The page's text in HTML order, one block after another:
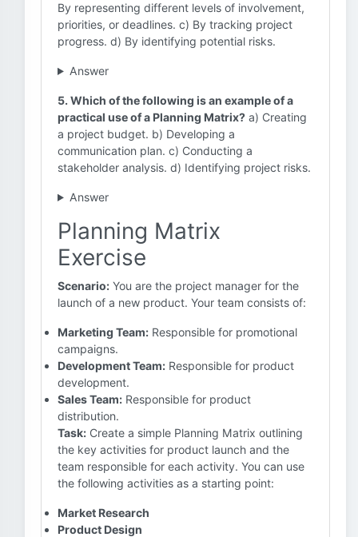
By representing different levels of involvement,
priorities, or deadlines. c) By tracking project
progress. d) By identifying potential risks.
Answer
5. Which of the following is an example of a
practical use of a Planning Matrix? a) Creating
a project budget. b) Developing a
communication plan. c) Conducting a
stakeholder analysis. d) Identifying project risks.
Answer
Planning Matrix
Exercise
Scenario: You are the project manager for the
launch of a new product. Your team consists of:
Marketing Team: Responsible for promotional
campaigns.
Development Team: Responsible for product
development.
Sales Team: Responsible for product
distribution.
Task: Create a simple Planning Matrix outlining
the key activities for product launch and the
team responsible for each activity. You can use
the following activities as a starting point:
Market Research
Product Design